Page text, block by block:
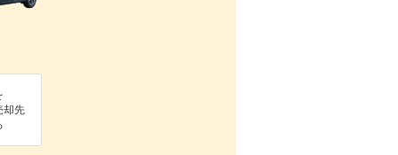
却先